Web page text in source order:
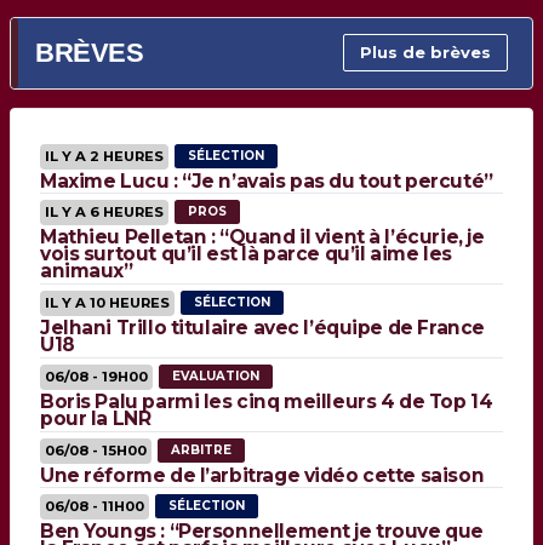
BRÈVES Plus de brèves
IL Y A 2 HEURES SÉLECTION
Maxime Lucu : “Je n’avais pas du tout percuté”
IL Y A 6 HEURES PROS
Mathieu Pelletan : “Quand il vient à l’écurie, je
vois surtout qu’il est là parce qu’il aime les
animaux”
IL Y A 10 HEURES SÉLECTION
Jelhani Trillo titulaire avec l’équipe de France
U18
06/08 - 19H00 EVALUATION
Boris Palu parmi les cinq meilleurs 4 de Top 14
pour la LNR
06/08 - 15H00 ARBITRE
Une réforme de l’arbitrage vidéo cette saison
06/08 - 11H00 SÉLECTION
Ben Youngs : “Personnellement je trouve que